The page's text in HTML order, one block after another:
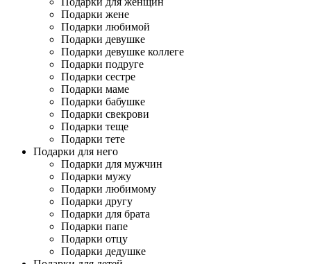
Подарки жене
Подарки любимой
Подарки девушке
Подарки девушке коллеге
Подарки подруге
Подарки сестре
Подарки маме
Подарки бабушке
Подарки свекрови
Подарки теще
Подарки тете
Подарки для него
Подарки для мужчин
Подарки мужу
Подарки любимому
Подарки другу
Подарки для брата
Подарки папе
Подарки отцу
Подарки дедушке